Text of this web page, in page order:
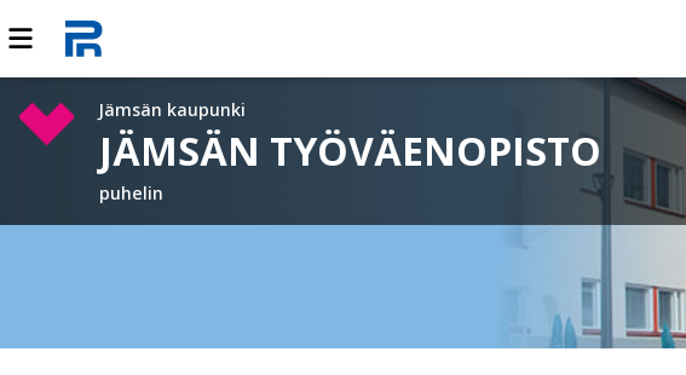
Jämsän kaupunki
JÄMSÄN TYÖVÄENOPISTO
puhelin